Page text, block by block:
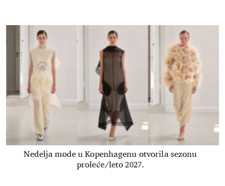
Nedelja mode u Kopenhagenu otvorila sezonu
proleće/leto 2027.